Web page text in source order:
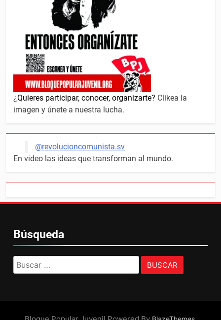
¿Quieres participar, conocer, organizarte? Clikea la
imagen y únete a nuestra lucha.
@revolucioncomunista.sv
En video las ideas que transforman al mundo.
Búsqueda
Buscar: